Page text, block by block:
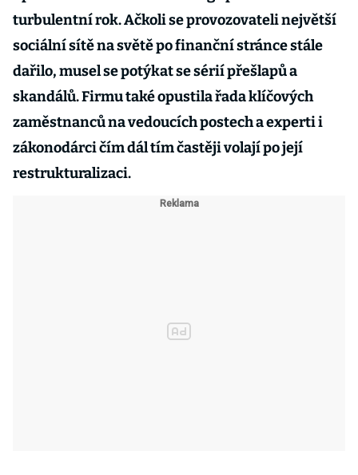
turbulentní rok. Ačkoli se provozovateli největší
sociální sítě na světě po finanční stránce stále
dařilo, musel se potýkat se sérií přešlapů a
skandálů. Firmu také opustila řada klíčových
zaměstnanců na vedoucích postech a experti i
zákonodárci čím dál tím častěji volají po její
restrukturalizaci.